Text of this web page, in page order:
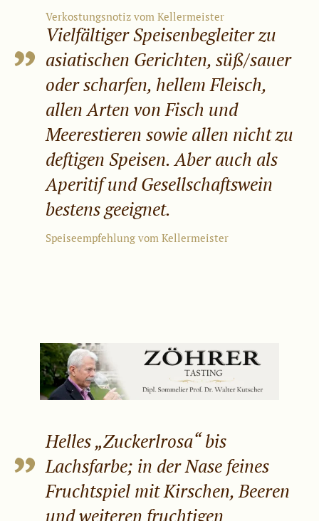
Verkostungsnotiz vom Kellermeister
Speiseempfehlung vom Kellermeister
Vielfältiger Speisenbegleiter zu
asiatischen Gerichten, süß/sauer
oder scharfen, hellem Fleisch,
allen Arten von Fisch und
Meerestieren sowie allen nicht zu
deftigen Speisen. Aber auch als
Aperitif und Gesellschaftswein
bestens geeignet.
Helles „Zuckerlrosa“ bis
Lachsfarbe; in der Nase feines
Fruchtspiel mit Kirschen, Beeren
und weiteren fruchtigen